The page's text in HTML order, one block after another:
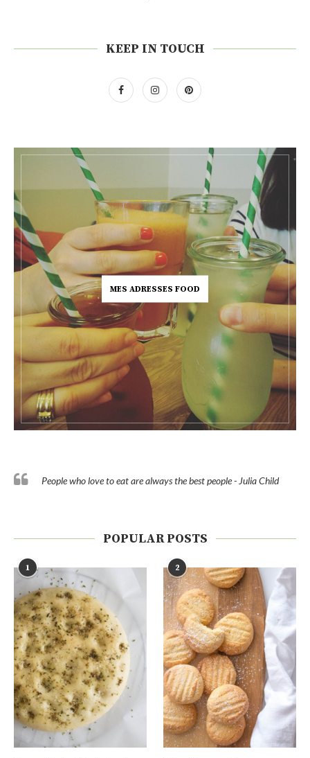
KEEP IN TOUCH
MES ADRESSES FOOD
People who love to eat are always the best people - Julia Child
POPULAR POSTS
1 2